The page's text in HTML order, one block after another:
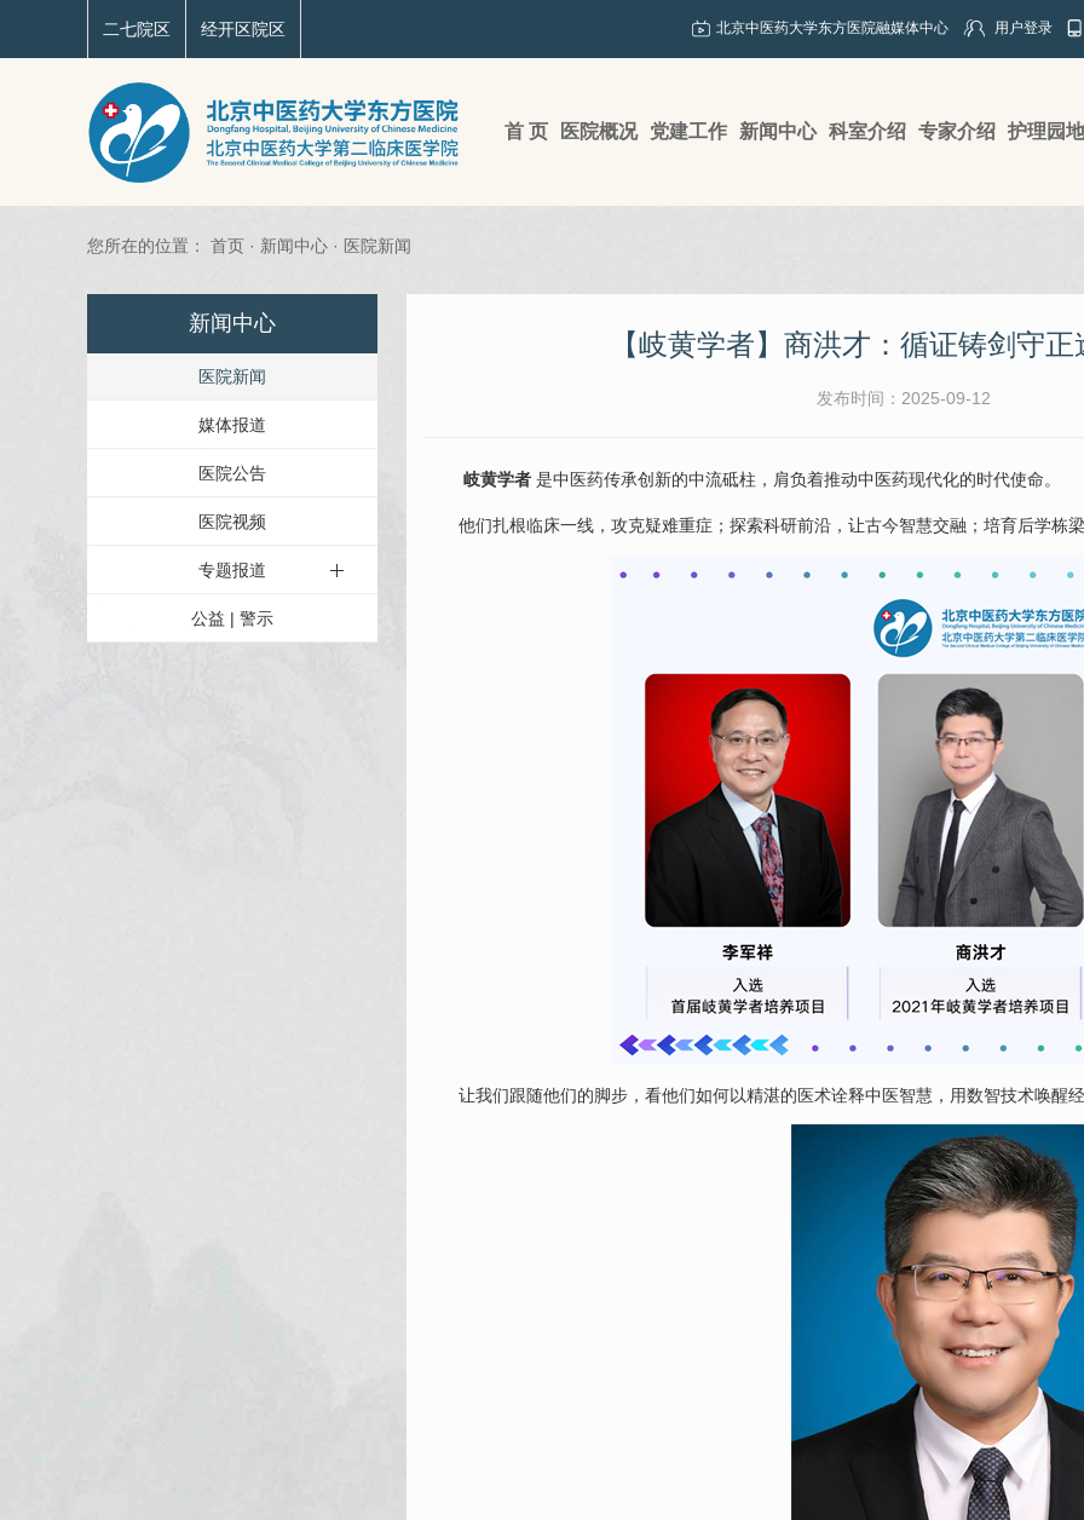
二七院区 经开区院区 北京中医药大学东方医院融媒体中心 用户登录
首 页 医院概况 党建工作 新闻中心 科室介绍 专家介绍 护理园地
您所在的位置： 首页 · 新闻中心 · 医院新闻
新闻中心
医院新闻
媒体报道
医院公告
医院视频
专题报道
公益 | 警示
【岐黄学者】商洪才：循证铸剑守
发布时间：2025-09-12
岐黄学者 是中医药传承创新的中流砥柱，肩负着推动中医药现代化的时代使命。
他们扎根临床一线，攻克疑难重症；探索科研前沿，让古今智慧交融；培育后学栋
让我们跟随他们的脚步，看他们如何以精湛的医术诠释中医智慧，用数智技术唤醒